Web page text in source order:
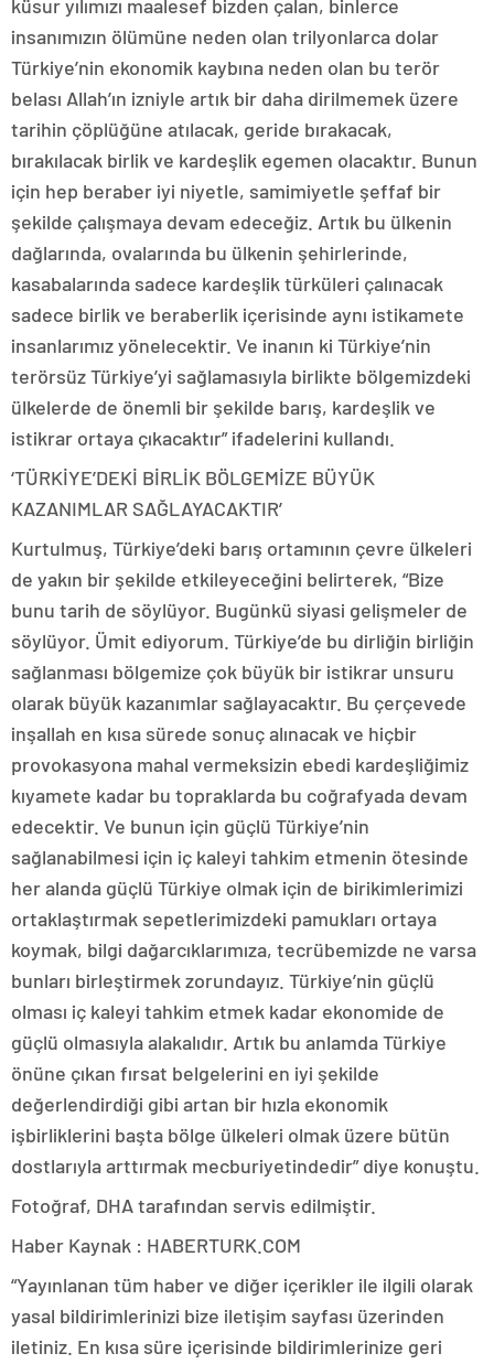
küsur yılımızı maalesef bizden çalan, binlerce
insanımızın ölümüne neden olan trilyonlarca dolar
Türkiye’nin ekonomik kaybına neden olan bu terör
belası Allah’ın izniyle artık bir daha dirilmemek üzere
tarihin çöplüğüne atılacak, geride bırakacak,
bırakılacak birlik ve kardeşlik egemen olacaktır. Bunun
için hep beraber iyi niyetle, samimiyetle şeffaf bir
şekilde çalışmaya devam edeceğiz. Artık bu ülkenin
dağlarında, ovalarında bu ülkenin şehirlerinde,
kasabalarında sadece kardeşlik türküleri çalınacak
sadece birlik ve beraberlik içerisinde aynı istikamete
insanlarımız yönelecektir. Ve inanın ki Türkiye’nin
terörsüz Türkiye’yi sağlamasıyla birlikte bölgemizdeki
ülkelerde de önemli bir şekilde barış, kardeşlik ve
istikrar ortaya çıkacaktır” ifadelerini kullandı.
‘TÜRKİYE’DEKİ BİRLİK BÖLGEMİZE BÜYÜK
KAZANIMLAR SAĞLAYACAKTIR’
Kurtulmuş, Türkiye’deki barış ortamının çevre ülkeleri
de yakın bir şekilde etkileyeceğini belirterek, “Bize
bunu tarih de söylüyor. Bugünkü siyasi gelişmeler de
söylüyor. Ümit ediyorum. Türkiye’de bu dirliğin birliğin
sağlanması bölgemize çok büyük bir istikrar unsuru
olarak büyük kazanımlar sağlayacaktır. Bu çerçevede
inşallah en kısa sürede sonuç alınacak ve hiçbir
provokasyona mahal vermeksizin ebedi kardeşliğimiz
kıyamete kadar bu topraklarda bu coğrafyada devam
edecektir. Ve bunun için güçlü Türkiye’nin
sağlanabilmesi için iç kaleyi tahkim etmenin ötesinde
her alanda güçlü Türkiye olmak için de birikimlerimizi
ortaklaştırmak sepetlerimizdeki pamukları ortaya
koymak, bilgi dağarcıklarımıza, tecrübemizde ne varsa
bunları birleştirmek zorundayız. Türkiye’nin güçlü
olması iç kaleyi tahkim etmek kadar ekonomide de
güçlü olmasıyla alakalıdır. Artık bu anlamda Türkiye
önüne çıkan fırsat belgelerini en iyi şekilde
değerlendirdiği gibi artan bir hızla ekonomik
işbirliklerini başta bölge ülkeleri olmak üzere bütün
dostlarıyla arttırmak mecburiyetindedir” diye konuştu.
Fotoğraf, DHA tarafından servis edilmiştir.
Haber Kaynak : HABERTURK.COM
“Yayınlanan tüm haber ve diğer içerikler ile ilgili olarak
yasal bildirimlerinizi bize iletişim sayfası üzerinden
iletiniz. En kısa süre içerisinde bildirimlerinize geri